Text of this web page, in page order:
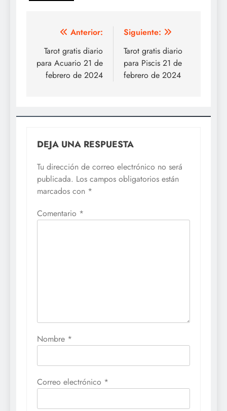
Navegación
de
entradas
Anterior:
Tarot gratis diario
para Acuario 21 de
febrero de 2024
Siguiente:
Tarot gratis diario
para Piscis 21 de
febrero de 2024
DEJA UNA RESPUESTA
Tu dirección de correo electrónico no será
publicada. Los campos obligatorios están
marcados con *
Comentario *
Nombre *
Correo electrónico *